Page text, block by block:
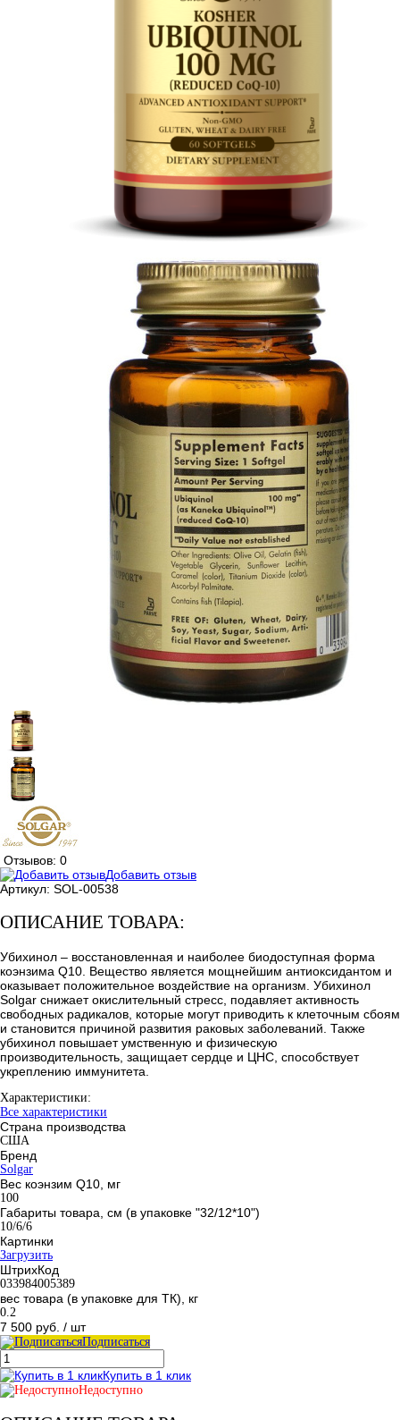
Отзывов: 0
Добавить отзыв
Артикул: SOL-00538
ОПИСАНИЕ ТОВАРА:
Убихинол – восстановленная и наиболее биодоступная форма
коэнзима Q10. Вещество является мощнейшим антиоксидантом и
оказывает положительное воздействие на организм. Убихинол
Solgar снижает окислительный стресс, подавляет активность
свободных радикалов, которые могут приводить к клеточным сбоям
и становится причиной развития раковых заболеваний. Также
убихинол повышает умственную и физическую
производительность, защищает сердце и ЦНС, способствует
укреплению иммунитета.
Характеристики:
Все характеристики
Страна производства
США
Бренд
Solgar
Вес коэнзим Q10, мг
100
Габариты товара, см (в упаковке "32/12*10")
10/6/6
Картинки
Загрузить
ШтрихКод
033984005389
вес товара (в упаковке для ТК), кг
0.2
7 500 руб. / шт
Подписаться
Купить в 1 клик
Недоступно